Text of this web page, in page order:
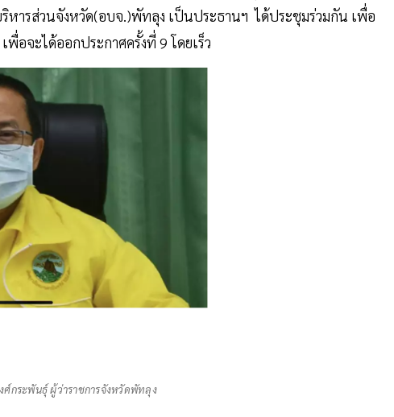
หารส่วนจังหวัด(อบจ.)พัทลุง เป็นประธานฯ ได้ประชุมร่วมกัน เพื่อ
อจะได้ออกประกาศครั้งที่ 9 โดยเร็ว
ศ์กระพันธุ์ ผู้ว่าราชการจังหวัดพัทลุง